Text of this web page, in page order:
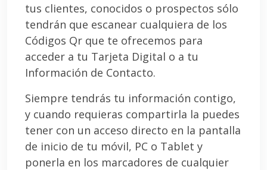
tus clientes, conocidos o prospectos sólo
tendrán que escanear cualquiera de los
Códigos Qr que te ofrecemos para
acceder a tu Tarjeta Digital o a tu
Información de Contacto.
Siempre tendrás tu información contigo,
y cuando requieras compartirla la puedes
tener con un acceso directo en la pantalla
de inicio de tu móvil, PC o Tablet y
ponerla en los marcadores de cualquier